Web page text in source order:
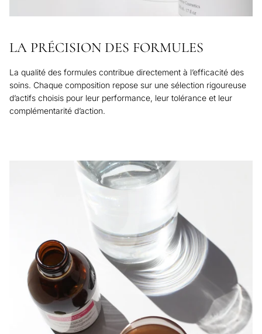
LA PRÉCISION DES FORMULES
La qualité des formules contribue directement à l’efficacité des
soins. Chaque composition repose sur une sélection rigoureuse
d’actifs choisis pour leur performance, leur tolérance et leur
complémentarité d’action.